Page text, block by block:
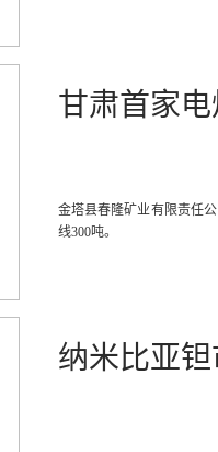
甘肃首家
金塔县春隆矿业有限责任
线300吨。
纳米比亚